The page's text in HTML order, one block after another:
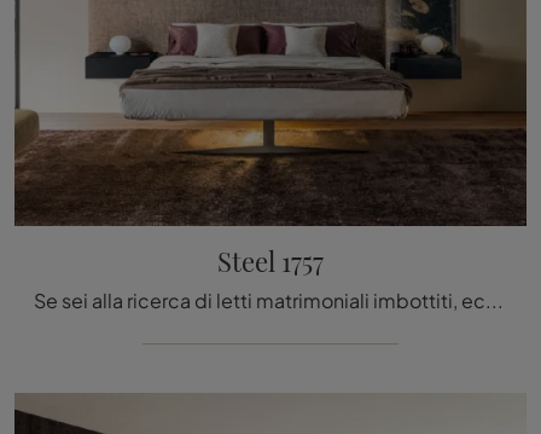
Steel 1757
Se sei alla ricerca di letti matrimoniali imbottiti, ecco qui il modello Steel 1757 in tessuto per impreziosire la camera da letto.